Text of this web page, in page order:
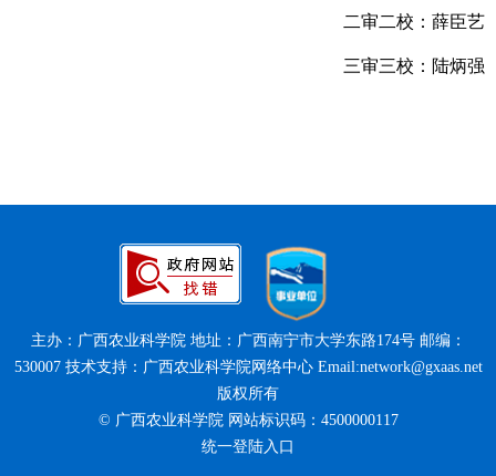
二审二校：薛臣艺
三审三校：陆炳强
主办：广西农业科学院 地址：广西南宁市大学东路174号 邮编：
530007 技术支持：广西农业科学院网络中心 Email:network@gxaas.net
版权所有
© 广西农业科学院 网站标识码：4500000117
统一登陆入口